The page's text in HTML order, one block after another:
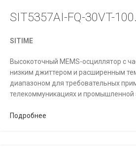
SIT5357AI-FQ-30VT-
SITIME
Высокоточный MEMS-осциллятор с
низким джиттером и расширенным
диапазоном для требовательных
телекоммуникациях и промышленной
Подробнее